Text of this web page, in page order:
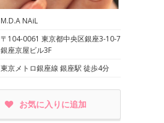
M.D.A NAiL
〒104-0061 東京都中央区銀座3-10-7
銀座京屋ビル3F
東京メトロ銀座線 銀座駅 徒歩4分
お気に入りに追加